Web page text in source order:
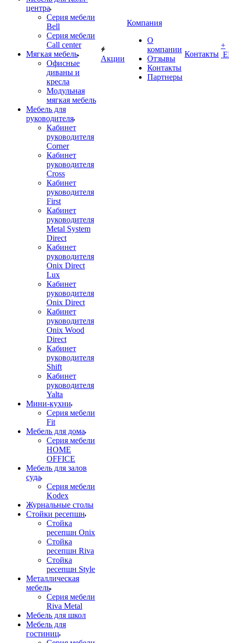
центра
Серия мебели
Bell
Серия мебели
Call center
Мягкая мебель
Офисные
диваны и
кресла
Модульная
мягкая мебель
Мебель для
руководителя
Кабинет
руководителя
Corner
Кабинет
руководителя
Cross
Кабинет
руководителя
First
Кабинет
руководителя
Metal System
Direct
Кабинет
руководителя
Onix Direct
Lux
Кабинет
руководителя
Onix Direct
Кабинет
руководителя
Onix Wood
Direct
Кабинет
руководителя
Shift
Кабинет
руководителя
Yalta
Мини-кухни
Серия мебели
Fit
Мебель для дома
Серия мебели
HOME
OFFICE
Мебель для залов
суда
Серия мебели
Kodex
Журнальные столы
Стойки ресепшн
Стойка
ресепшн Onix
Стойка
ресепшн Riva
Стойка
ресепшн Style
Металлическая
мебель
Серия мебели
Riva Metal
Мебель для школ
Мебель для
гостиниц
Акции
Компания
О
компании
Отзывы
Контакты
Партнеры
Контакты
+